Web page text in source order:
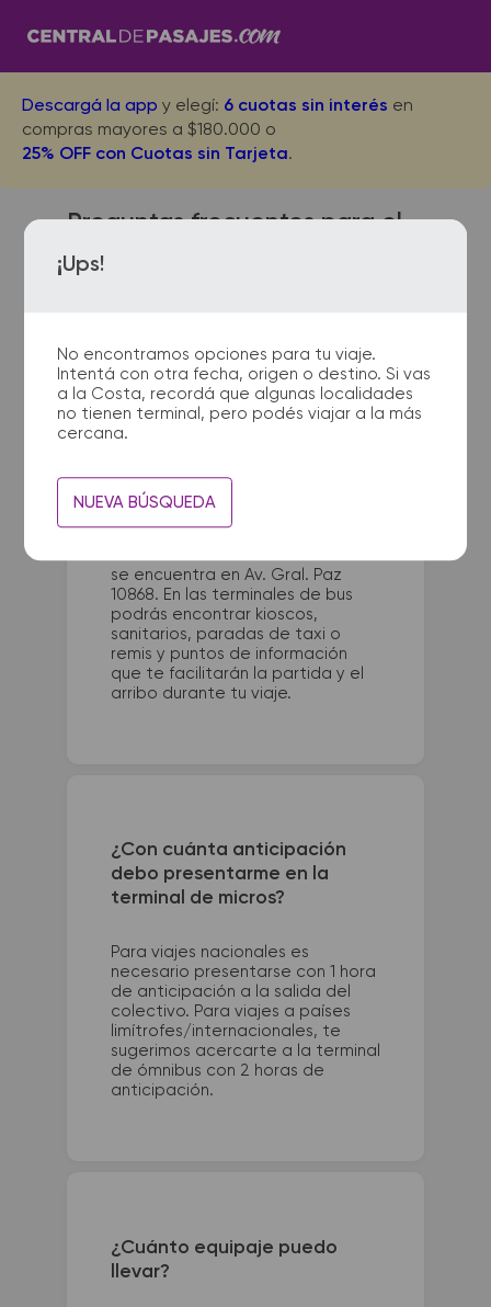
Descargá la app y elegí: 6 cuotas sin interés en
compras mayores a $180.000 o
25% OFF con Cuotas sin Tarjeta.
¡Ups!
No encontramos opciones para tu viaje.
Intentá con otra fecha, origen o destino. Si vas
a la Costa, recordá que algunas localidades
no tienen terminal, pero podés viajar a la más
cercana.
NUEVA BÚSQUEDA
Preguntas frecuentes para el
viaje desde Bordenave a
Liniers
¿Dónde quedan las
terminales de micro de
Bordenave a Liniers?
La terminal de ómnibus de
se encuentra en Av. Gral. Paz
10868. En las terminales de bus
podrás encontrar kioscos,
sanitarios, paradas de taxi o
remis y puntos de información
que te facilitarán la partida y el
arribo durante tu viaje.
¿Con cuánta anticipación
debo presentarme en la
terminal de micros?
Para viajes nacionales es
necesario presentarse con 1 hora
de anticipación a la salida del
colectivo. Para viajes a países
limítrofes/internacionales, te
sugerimos acercarte a la terminal
de ómnibus con 2 horas de
anticipación.
¿Cuánto equipaje puedo
llevar?